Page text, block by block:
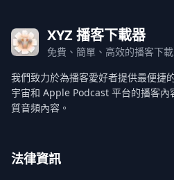
XYZ 播客下載器
免費、簡單、高效的播客下
我們致力於為播客愛好者提供最便捷
宇宙和 Apple Podcast 平台的播客內
質音頻內容。
法律資訊